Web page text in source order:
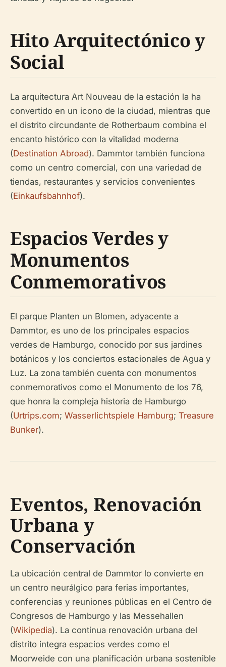
Hito Arquitectónico y
Social
La arquitectura Art Nouveau de la estación la ha
convertido en un icono de la ciudad, mientras que
el distrito circundante de Rotherbaum combina el
encanto histórico con la vitalidad moderna
(Destination Abroad). Dammtor también funciona
como un centro comercial, con una variedad de
tiendas, restaurantes y servicios convenientes
(Einkaufsbahnhof).
Espacios Verdes y
Monumentos
Conmemorativos
El parque Planten un Blomen, adyacente a
Dammtor, es uno de los principales espacios
verdes de Hamburgo, conocido por sus jardines
botánicos y los conciertos estacionales de Agua y
Luz. La zona también cuenta con monumentos
conmemorativos como el Monumento de los 76,
que honra la compleja historia de Hamburgo
(Urtrips.com; Wasserlichtspiele Hamburg; Treasure
Bunker).
Eventos, Renovación
Urbana y
Conservación
La ubicación central de Dammtor lo convierte en
un centro neurálgico para ferias importantes,
conferencias y reuniones públicas en el Centro de
Congresos de Hamburgo y las Messehallen
(Wikipedia). La continua renovación urbana del
distrito integra espacios verdes como el
Moorweide con una planificación urbana sostenible